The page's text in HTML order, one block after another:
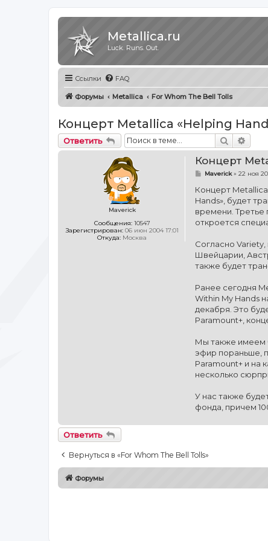
Metallica.ru
Luck. Runs. Out.
Ссылки FAQ
Форумы Metallica For Whom The Bell Tolls
Концерт Metallica «Helping
Ответить Поиск
Maverick
Сообщения: 10547
Зарегистрирован:06 июн 2004 17:01
Откуда: Москва
Концерт
С
о
б
щ
е
н
и
Maverick» 22 ноя
Концерт
Hands», будет
времени. Третье
откроется
Согласно
Швейцарии,
также будет
Ранее сегодня
Within My Hands
декабря. Это
Paramount+,
Мы также имеем
эфир пораньше,
Paramount+ и на
несколько
У нас также
фонда, причем
Ответить
Вернуться в «For Whom The Bell Tolls»
Форумы